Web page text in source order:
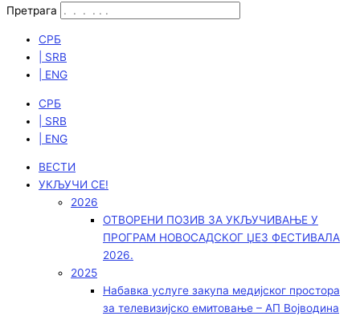
Претрага
СРБ
| SRB
| ENG
СРБ
| SRB
| ENG
ВЕСТИ
УКЉУЧИ СЕ!
2026
ОТВОРЕНИ ПОЗИВ ЗА УКЉУЧИВАЊЕ У
ПРОГРАМ НОВОСАДСКОГ ЏЕЗ ФЕСТИВАЛА
2026.
2025
Набавка услуге закупа медијског простора
за телевизијско емитовање – АП Војводинa